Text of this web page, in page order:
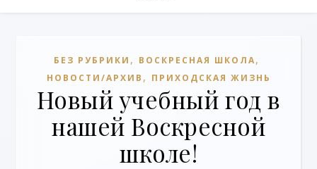
БЕЗ РУБРИКИ , ВОСКРЕСНАЯ ШКОЛА,
НОВОСТИ/АРХИВ , ПРИХОДСКАЯ ЖИЗНЬ
Новый учебный год в
нашей Воскресной
школе!